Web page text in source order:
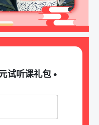
试听课礼包 •